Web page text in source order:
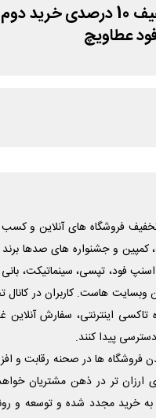
کد تخفیف 10 درصدی خرید دوم
عطاویچ
فروشگاه های آنلاین و کسب
و جشنواره های صدها برند
فود، تپسی، سینماتیکت، بانی
وبسایت ‌هاست. کاربران در کانال
اینترنتی، سفارش آنلاین
پیدا کنند.
فروشگاه ها در صحنه رقابت و
ارزان تر در ذهن مشتریان
خرید مجدد شده و توسعه و